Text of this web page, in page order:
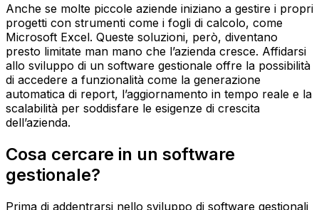
Anche se molte piccole aziende iniziano a gestire i propri
progetti con strumenti come i fogli di calcolo, come
Microsoft Excel. Queste soluzioni, però, diventano
presto limitate man mano che l’azienda cresce. Affidarsi
allo sviluppo di un software gestionale offre la possibilità
di accedere a funzionalità come la generazione
automatica di report, l’aggiornamento in tempo reale e la
scalabilità per soddisfare le esigenze di crescita
dell’azienda.
Cosa cercare in un software
gestionale?
Prima di addentrarsi nello sviluppo di software gestionali